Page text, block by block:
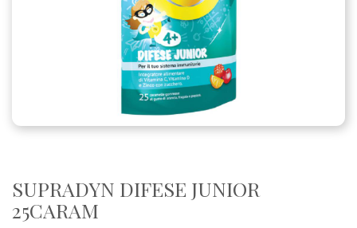
SUPRADYN DIFESE JUNIOR
25CARAM